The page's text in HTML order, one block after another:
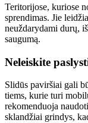
Teritorijose, kuriose
sprendimas. Jie
neuždarydami durų,
saugumą.
Neleiskite
Slidūs paviršiai gali
tiems, kurie turi
rekomenduoja
sklandžiai grindys,